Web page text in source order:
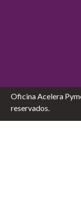
Oficina Acelera
reservados.